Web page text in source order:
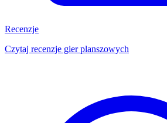
Recenzje
Czytaj recenzje gier planszowych